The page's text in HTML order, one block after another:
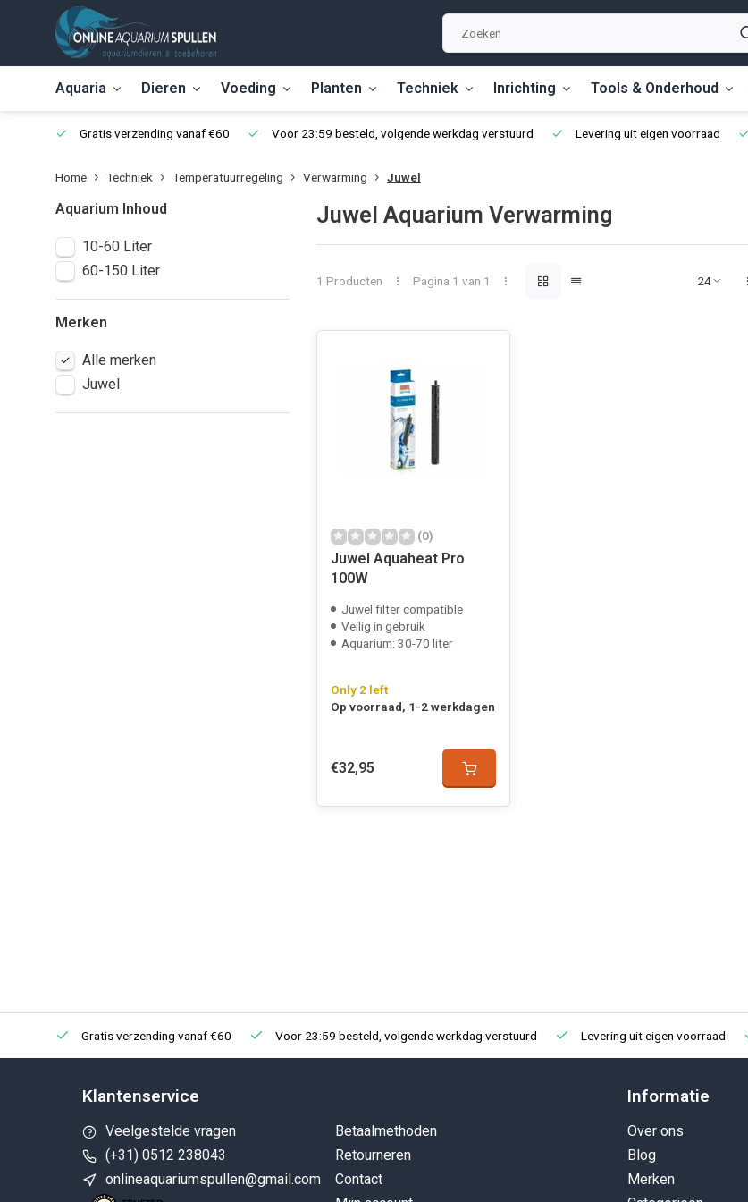
Aquaria Dieren Voeding Planten Techniek Inrichting Tools & Onderhoud
Gratis verzending vanaf €60 Voor 23:59 besteld, volgende werkdag verstuurd Levering uit eigen voorraad
Home Techniek Temperatuurregeling Verwarming Juwel
Aquarium Inhoud
10-60 Liter
60-150 Liter
Merken
Alle merken
Juwel
Juwel Aquarium Verwarming
1 Producten Pagina 1 van 1
(0)
Juwel Aquaheat Pro
100W
Juwel filter compatible
Veilig in gebruik
Aquarium: 30-70 liter
Only 2 left
Op voorraad, 1-2 werkdagen
€32,95
Gratis verzending vanaf €60 Voor 23:59 besteld, volgende werkdag verstuurd Levering uit eigen voorraad
Klantenservice
Veelgestelde vragen
(+31) 0512 238043
onlineaquariumspullen@gmail.com
Betaalmethoden
Retourneren
Contact
Informatie
Over ons
Blog
Merken